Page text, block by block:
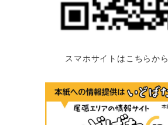
スマホサイトはこちらから